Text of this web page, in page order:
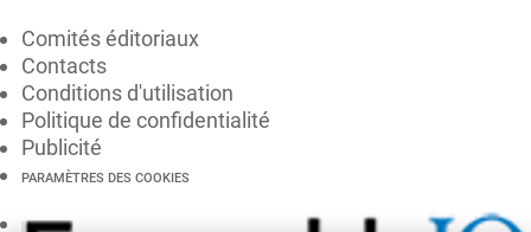
Comités éditoriaux
Contacts
Conditions d'utilisation
Politique de confidentialité
Publicité
PARAMÈTRES DES COOKIES